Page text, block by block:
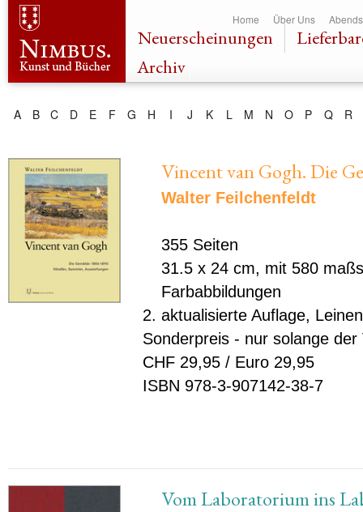
Home Über Uns
Neuerscheinungen
Archiv
A B C D E F G H I J K L M N O P Q R
Vincent van Gogh. Die
Walter Feilchenfeldt
355 Seiten
31.5 x 24 cm, mit 580
Farbabbildungen
2. aktualisierte Auflage, Leinen
Sonderpreis - nur solange der
CHF 29,95 / Euro 29,95
ISBN 978-3-907142-38-7
Vom Laboratorium ins